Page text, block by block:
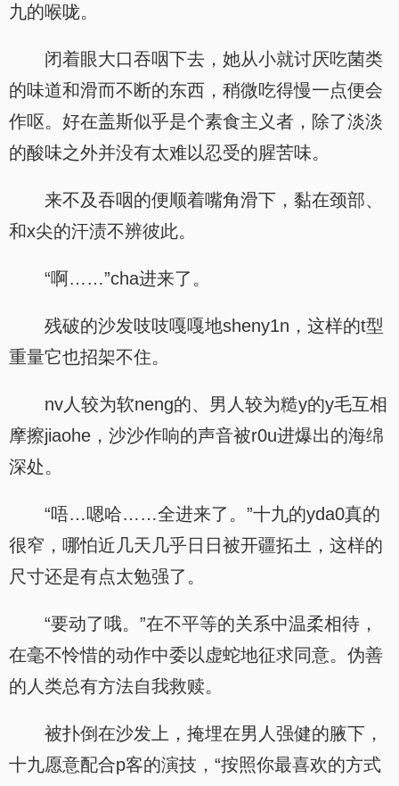
九的喉咙。
闭着眼大口吞咽下去，她从小就讨厌吃菌类
的味道和滑而不断的东西，稍微吃得慢一点便会
作呕。好在盖斯似乎是个素食主义者，除了淡淡
的酸味之外并没有太难以忍受的腥苦味。
来不及吞咽的便顺着嘴角滑下，黏在颈部、
和x尖的汗渍不辨彼此。
“啊……”cha进来了。
残破的沙发吱吱嘎嘎地sheny1n，这样的t型
重量它也招架不住。
nv人较为软neng的、男人较为糙y的y毛互相
摩擦jiaohe，沙沙作响的声音被r0u进爆出的海绵
深处。
“唔…嗯哈……全进来了。”十九的yda0真的
很窄，哪怕近几天几乎日日被开疆拓土，这样的
尺寸还是有点太勉强了。
“要动了哦。”在不平等的关系中温柔相待，
在毫不怜惜的动作中委以虚蛇地征求同意。伪善
的人类总有方法自我救赎。
被扑倒在沙发上，掩埋在男人强健的腋下，
十九愿意配合p客的演技，“按照你最喜欢的方式